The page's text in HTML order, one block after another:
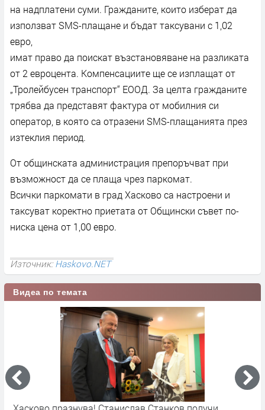
на надплатени суми. Гражданите, които изберат да
използват SMS-плащане и бъдат таксувани с 1,02
евро,
имат право да поискат възстановяване на разликата
от 2 евроцента. Компенсациите ще се изплащат от
„Тролейбусен транспорт“ ЕООД. За целта гражданите
трябва да представят фактура от мобилния си
оператор, в която са отразени SMS-плащанията през
изтеклия период.
От общинската администрация препоръчват при
възможност да се плаща чрез паркомат.
Всички паркомати в град Хасково са настроени и
таксуват коректно приетата от Общински съвет по-
ниска цена от 1,00 евро.
Източник:Haskovo.NET
Видеа по темата